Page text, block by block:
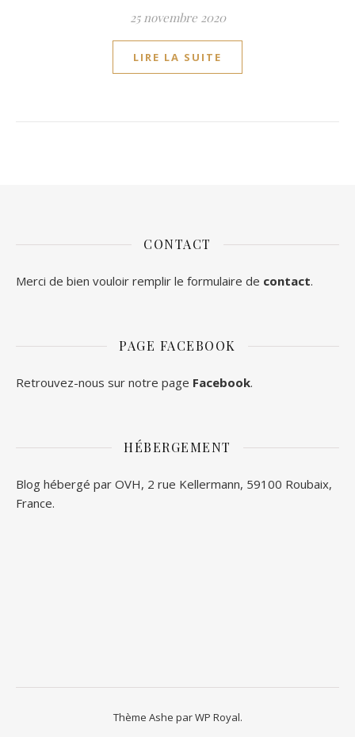
25 novembre 2020
LIRE LA SUITE
CONTACT
Merci de bien vouloir remplir le formulaire de contact.
PAGE FACEBOOK
Retrouvez-nous sur notre page Facebook.
HÉBERGEMENT
Blog hébergé par OVH, 2 rue Kellermann, 59100 Roubaix,
France.
Thème Ashe parWP Royal.